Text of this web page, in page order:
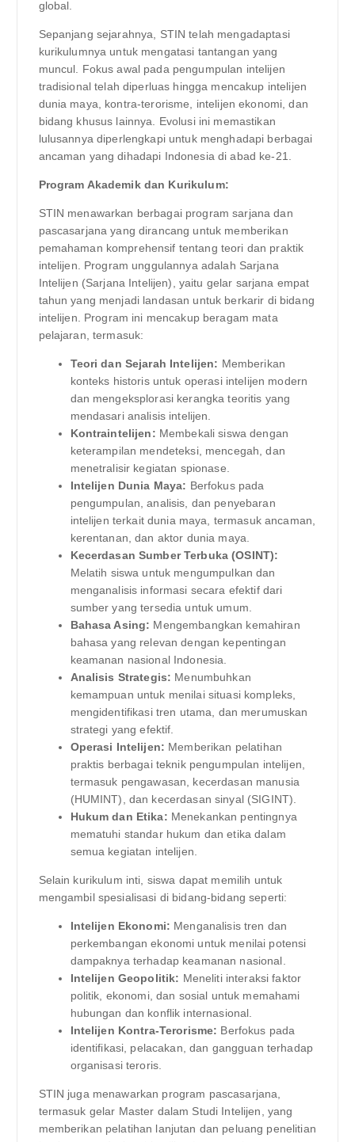
global.
Sepanjang sejarahnya, STIN telah mengadaptasi
kurikulumnya untuk mengatasi tantangan yang
muncul. Fokus awal pada pengumpulan intelijen
tradisional telah diperluas hingga mencakup intelijen
dunia maya, kontra-terorisme, intelijen ekonomi, dan
bidang khusus lainnya. Evolusi ini memastikan
lulusannya diperlengkapi untuk menghadapi berbagai
ancaman yang dihadapi Indonesia di abad ke-21.
Program Akademik dan Kurikulum:
STIN menawarkan berbagai program sarjana dan
pascasarjana yang dirancang untuk memberikan
pemahaman komprehensif tentang teori dan praktik
intelijen. Program unggulannya adalah Sarjana
Intelijen (Sarjana Intelijen), yaitu gelar sarjana empat
tahun yang menjadi landasan untuk berkarir di bidang
intelijen. Program ini mencakup beragam mata
pelajaran, termasuk:
Teori dan Sejarah Intelijen: Memberikan
konteks historis untuk operasi intelijen modern
dan mengeksplorasi kerangka teoritis yang
mendasari analisis intelijen.
Kontraintelijen: Membekali siswa dengan
keterampilan mendeteksi, mencegah, dan
menetralisir kegiatan spionase.
Intelijen Dunia Maya: Berfokus pada
pengumpulan, analisis, dan penyebaran
intelijen terkait dunia maya, termasuk ancaman,
kerentanan, dan aktor dunia maya.
Kecerdasan Sumber Terbuka (OSINT):
Melatih siswa untuk mengumpulkan dan
menganalisis informasi secara efektif dari
sumber yang tersedia untuk umum.
Bahasa Asing: Mengembangkan kemahiran
bahasa yang relevan dengan kepentingan
keamanan nasional Indonesia.
Analisis Strategis: Menumbuhkan
kemampuan untuk menilai situasi kompleks,
mengidentifikasi tren utama, dan merumuskan
strategi yang efektif.
Operasi Intelijen: Memberikan pelatihan
praktis berbagai teknik pengumpulan intelijen,
termasuk pengawasan, kecerdasan manusia
(HUMINT), dan kecerdasan sinyal (SIGINT).
Hukum dan Etika: Menekankan pentingnya
mematuhi standar hukum dan etika dalam
semua kegiatan intelijen.
Selain kurikulum inti, siswa dapat memilih untuk
mengambil spesialisasi di bidang-bidang seperti:
Intelijen Ekonomi: Menganalisis tren dan
perkembangan ekonomi untuk menilai potensi
dampaknya terhadap keamanan nasional.
Intelijen Geopolitik: Meneliti interaksi faktor
politik, ekonomi, dan sosial untuk memahami
hubungan dan konflik internasional.
Intelijen Kontra-Terorisme: Berfokus pada
identifikasi, pelacakan, dan gangguan terhadap
organisasi teroris.
STIN juga menawarkan program pascasarjana,
termasuk gelar Master dalam Studi Intelijen, yang
memberikan pelatihan lanjutan dan peluang penelitian